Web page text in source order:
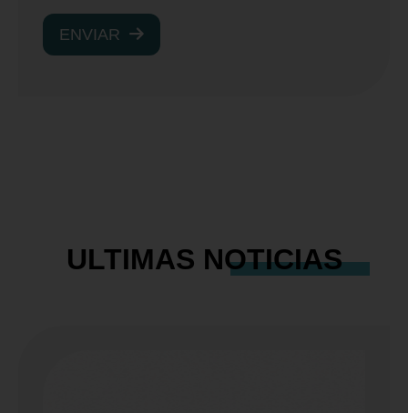
ENVIAR
ULTIMAS NOTICIAS